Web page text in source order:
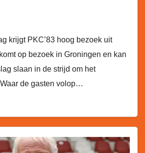
krijgt PKC’83 hoog bezoek uit
op bezoek in Groningen en kan
slaan in de strijd om het
de gasten volop…